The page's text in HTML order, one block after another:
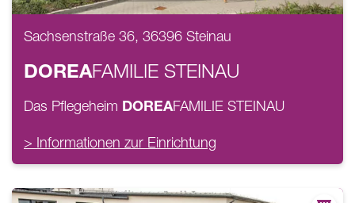
Sachsenstraße 36, 36396 Steinau
DOREAFAMILIE STEINAU
Das Pflegeheim DOREAFAMILIE STEINAU
> Informationen zur Einrichtung